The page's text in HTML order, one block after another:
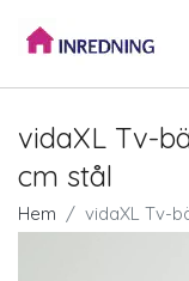
vidaXL Tv-
cm stål
Hem vidaXL Tv-